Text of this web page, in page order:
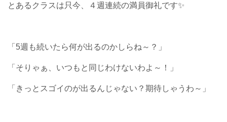
とあるクラスは只今、４週連続の満員御礼です✨
「5週も続いたら何が出るのかしらね～？」
「そりゃぁ、いつもと同じわけないわよ～！」
「きっとスゴイのが出るんじゃない？期待しゃうわ～」